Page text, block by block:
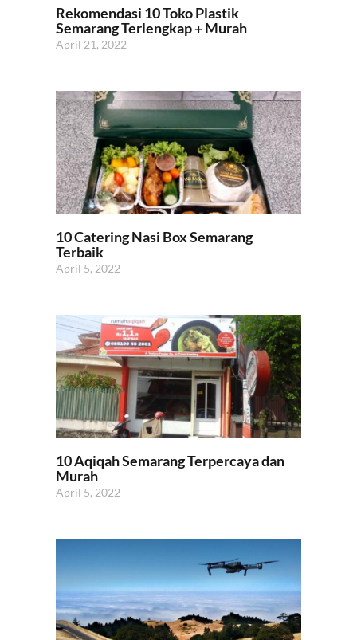
Rekomendasi 10 Toko Plastik
Semarang Terlengkap + Murah
April 21, 2022
10 Catering Nasi Box Semarang
Terbaik
April 5, 2022
10 Aqiqah Semarang Terpercaya dan
Murah
April 5, 2022